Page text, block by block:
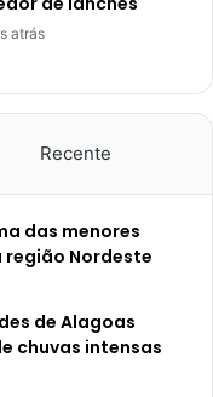
atrás
Recente
das menores
Nordeste
de Alagoas
chuvas intensas